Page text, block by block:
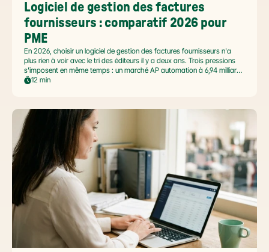
Logiciel de gestion des factures
fournisseurs : comparatif 2026 pour
PME
En 2026, choisir un logiciel de gestion des factures fournisseurs n'a
plus rien à voir avec le tri des éditeurs il y a deux ans. Trois pressions
s'imposent en même temps : un marché AP automation à 6,94 milliards
USD en pleine accélération, une réforme facture électronique 2026 qui
de traitement, selon Forrester 2026). Ce comparatif passe en revue 8
outils pertinents pour les PME françaises et le positionnement de Libeo
dans ce paysage en mouvement.
12 min